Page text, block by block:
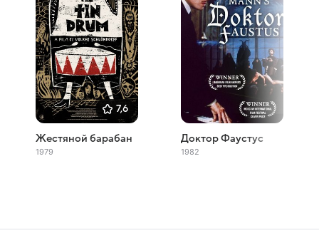
7,6
Жестяной барабан
1979
Доктор Фаустус
1982